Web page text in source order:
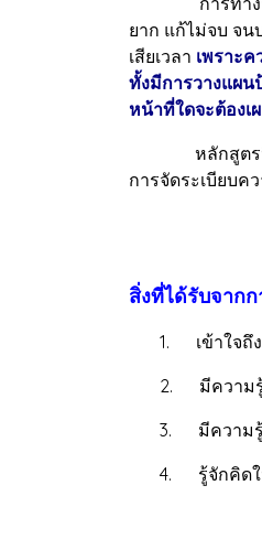
ยาก แก้ไม่จบ จ
เสียเวลา เพราะ
ทั้งมีการวางแผ
หน้าที่ใดจะต้อง
หลักสูตรนี้มุ่งเ
การจัดระเบียบ
สิ่งที่ได้รับจาก
1. เข้าใจถึงค
2. มีความรู้แล
3. มีความรู้ใน
4. รู้จักคิดในเ